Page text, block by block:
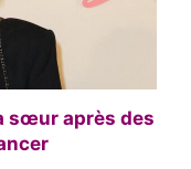
sœur après des